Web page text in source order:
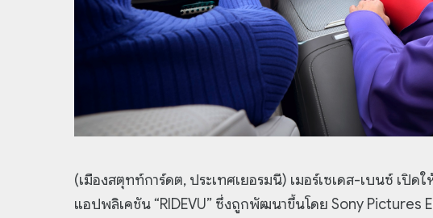
(เมืองสตุทท์การ์ดต, ประเทศเยอรมนี) เมอร์เซเดส-เบนซ์ เปิด
แอปพลิเคชัน “RIDEVU” ซึ่งถูกพัฒนาขึ้นโดย Sony Pictures